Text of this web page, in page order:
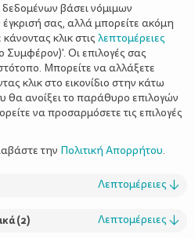
βάσει νόμιμων
σας, αλλά μπορείτε ακόμη
κλικ στις λεπτομέρειες
Οι επιλογές σας
Μπορείτε να αλλάξετε
κλικ στο εικονίδιο στην κάτω
θα ανοίξει το παράθυρο επιλογών
να προσαρμόσετε τις επιλογές
την Πολιτική Απορρήτου.
Λεπτομέρειες ↓
(2) Λεπτομέρειες ↓